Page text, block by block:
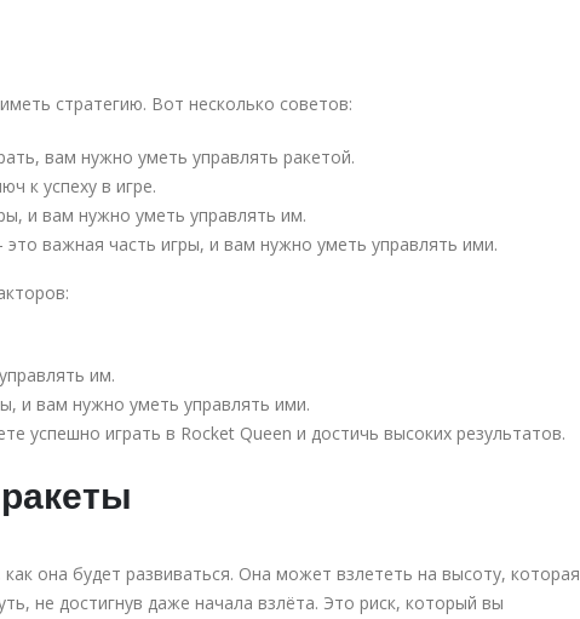
стратегию. Вот несколько советов:
вам нужно уметь управлять ракетой.
к успеху в игре.
и вам нужно уметь управлять им.
важная часть игры, и вам нужно уметь управлять ими.
им.
и вам нужно уметь управлять ими.
успешно играть в Rocket Queen и достичь высоких результатов.
она будет развиваться. Она может взлететь на высоту, которая
не достигнув даже начала взлёта. Это риск, который вы